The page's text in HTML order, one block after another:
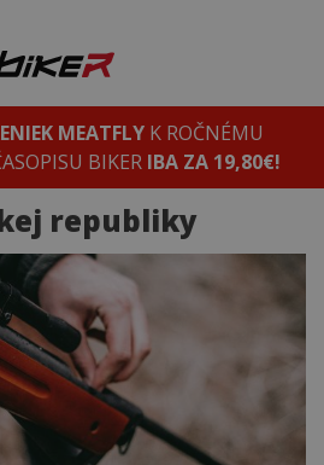
MEATFLYK ROČNÉMU
BIKER IBA ZA 19,80€!
republiky